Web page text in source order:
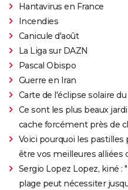
Hantavirus en France
Incendies
Canicule d'août
La Liga sur DAZN
Pascal Obispo
Guerre en Iran
Carte de l'éclipse solaire du
Ce sont les plus beaux
cache forcément près de
Voici pourquoi les pastilles
être vos meilleures alliées
Sergio Lopez Lopez, kiné :
plage peut nécessiter